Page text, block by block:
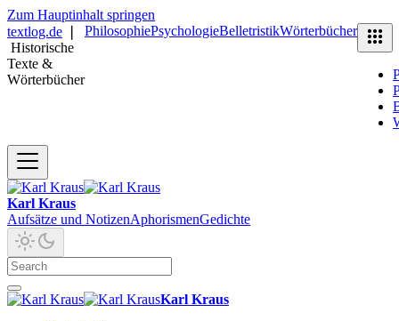
Zum Hauptinhalt springen
textlog.de
Historische
Texte &
Wörterbücher
PhilosophiePsychologieBelletristikWörterbücher
Karl Kraus
Aufsätze und NotizenAphorismenGedichte
Karl Kraus